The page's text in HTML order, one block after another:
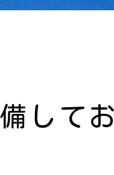
して